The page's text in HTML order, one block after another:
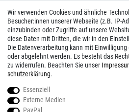
Wir verwenden Cookies und ähnliche
Besucher:innen unserer Webseite (z.B. IP-
einzubinden oder Zugriffe auf unsere
diese Daten mit Dritten, die wir in den
Die Datenverarbeitung kann mit
oder abgelehnt werden. Es besteht das
zu widerrufen. Beachten Sie unser
schutz­erklärung.
Essenziell
Externe Medien
PayPal